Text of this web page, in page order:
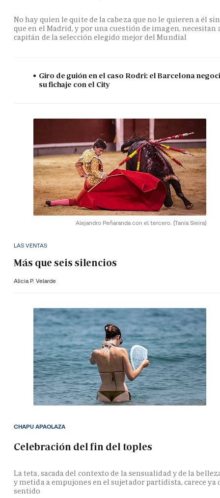
No hay quien le quite de la cabeza que no le quieren a él
que en el Madrid, y por una cuestión de imagen, necesitan
capitán de la selección elegido mejor del Mundial
Giro de guión en el caso Rodri: el Barcelona
su fichaje con el City
Alejandro Peñaranda con el tercero. (Tania Sieira)
LAS VENTAS
Más que seis silencios
Alicia P. Velarde
Celebración del fin del toples
La teta, sacada del contexto de la sensualidad y de la
y metida a empujones en el sujetador partidista, carece ya
sentido
CHAPU APAOLAZA